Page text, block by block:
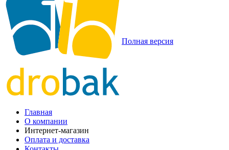
Полная версия
Главная
О компании
Интернет-магазин
Оплата и доставка